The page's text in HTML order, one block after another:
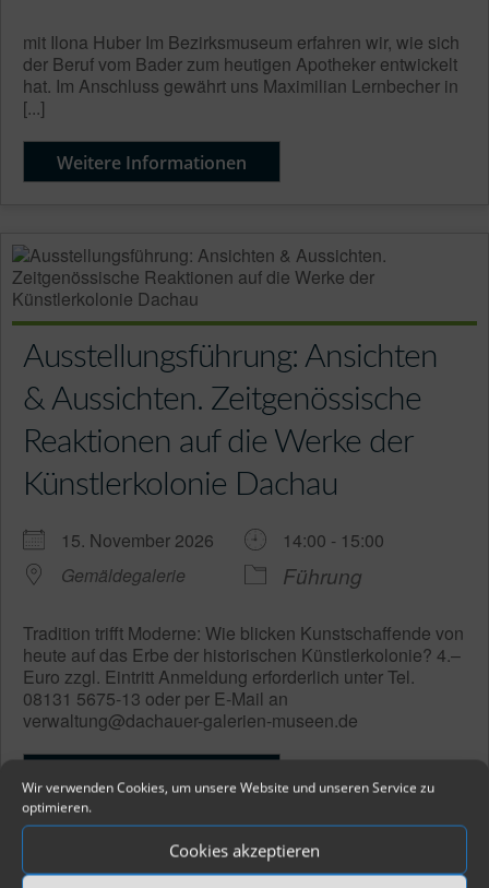
Wir verwenden Cookies, um unsere Website und unseren Service zu
optimieren.
Cookies akzeptieren
mit Ilona Huber Im Bezirksmuseum erfahren wir, wie sich
der Beruf vom Bader zum heutigen Apotheker entwickelt
hat. Im Anschluss gewährt uns Maximilian Lernbecher in
[...]
Weitere Informationen
Ausstellungsführung: Ansichten
& Aussichten. Zeitgenössische
Reaktionen auf die Werke der
Künstlerkolonie Dachau
15. November 2026
14:00 - 15:00
Gemäldegalerie
Führung
Tradition trifft Moderne: Wie blicken Kunstschaffende von
heute auf das Erbe der historischen Künstlerkolonie? 4.–
Euro zzgl. Eintritt Anmeldung erforderlich unter Tel.
08131 5675-13 oder per E-Mail an
verwaltung@dachauer-galerien-museen.de